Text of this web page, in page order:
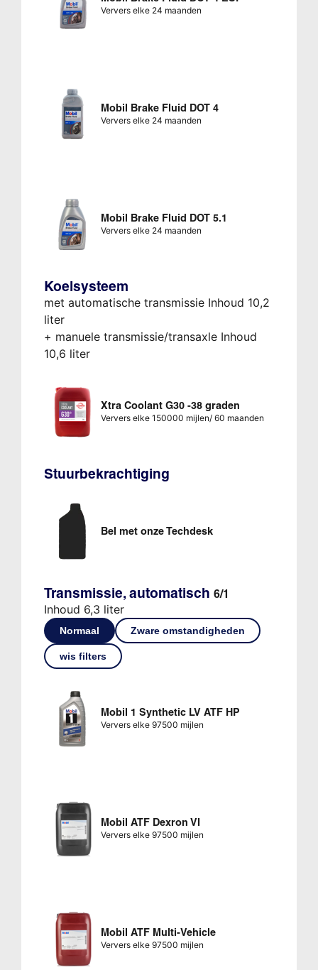
Ververs elke 24 maanden
Mobil Brake Fluid DOT 4
Ververs elke 24 maanden
Mobil Brake Fluid DOT 5.1
Ververs elke 24 maanden
Koelsysteem
met automatische transmissie Inhoud 10,2
liter
+ manuele transmissie/transaxle Inhoud
10,6 liter
Xtra Coolant G30 -38 graden
Ververs elke 150000 mijlen/ 60 maanden
Stuurbekrachtiging
Bel met onze Techdesk
Transmissie, automatisch 6/1
Inhoud 6,3 liter
Normaal Zware omstandigheden
wis filters
Mobil 1 Synthetic LV ATF HP
Ververs elke 97500 mijlen
Mobil ATF Dexron VI
Ververs elke 97500 mijlen
Mobil ATF Multi-Vehicle
Ververs elke 97500 mijlen